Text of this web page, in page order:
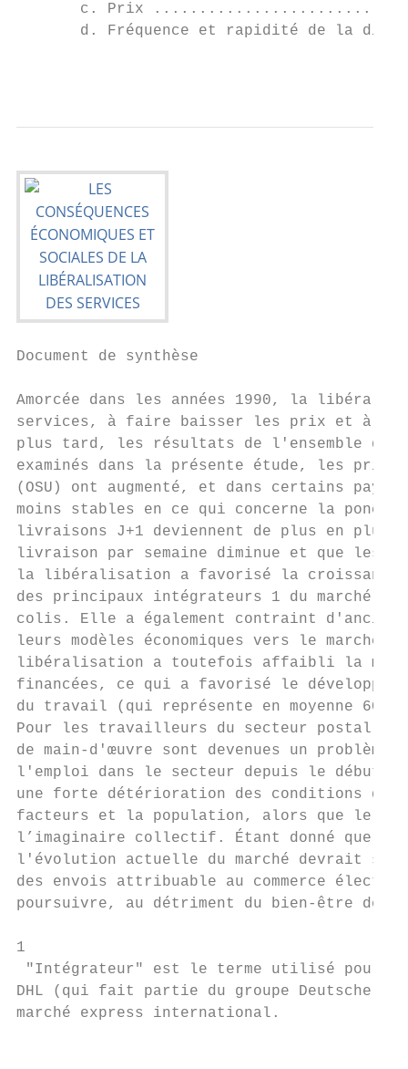
c. Prix
d. Fréquence et rapidité de la
Document de synthèse
Amorcée dans les années 1990, la
services, à faire baisser les prix et à
plus tard, les résultats de l'ensemble du
examinés dans la présente étude, les
(OSU) ont augmenté, et dans certains
moins stables en ce qui concerne la
livraisons J+1 deviennent de plus en plus
livraison par semaine diminue et que les
la libéralisation a favorisé la croissance du
des principaux intégrateurs 1 du marché
colis. Elle a également contraint
leurs modèles économiques vers le marché
libéralisation a toutefois affaibli la
financées, ce qui a favorisé le
du travail (qui représente en moyenne 60
Pour les travailleurs du secteur postal,
de main-d'œuvre sont devenues un
l'emploi dans le secteur depuis le début
une forte détérioration des conditions
facteurs et la population, alors que le
l’imaginaire collectif. Étant donné que
l'évolution actuelle du marché devrait se
des envois attribuable au commerce
poursuivre, au détriment du bien-être
1
"Intégrateur" est le terme utilisé pour
DHL (qui fait partie du groupe Deutsche
marché express international.